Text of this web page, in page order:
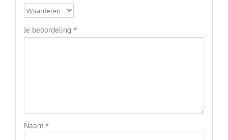
Je beoordeling *
Naam *